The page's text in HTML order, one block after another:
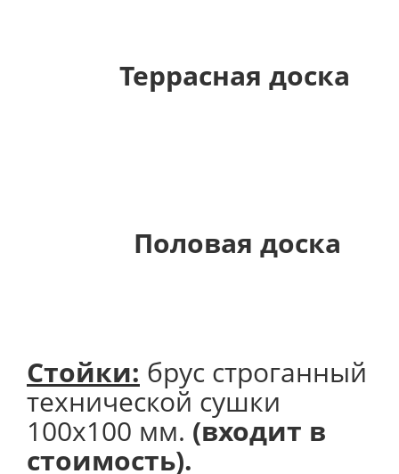
Террасная доска
Половая доска
Стойки: брус строганный
технической сушки
100х100 мм. (входит в
стоимость).